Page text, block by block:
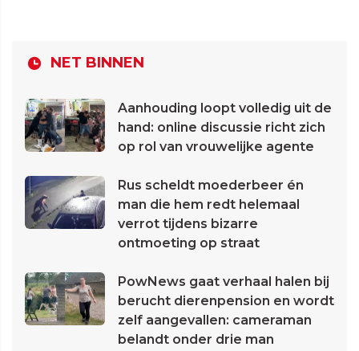
NET BINNEN
Aanhouding loopt volledig uit de
hand: online discussie richt zich
op rol van vrouwelijke agente
Rus scheldt moederbeer én
man die hem redt helemaal
verrot tijdens bizarre
ontmoeting op straat
PowNews gaat verhaal halen bij
berucht dierenpension en wordt
zelf aangevallen: cameraman
belandt onder drie man